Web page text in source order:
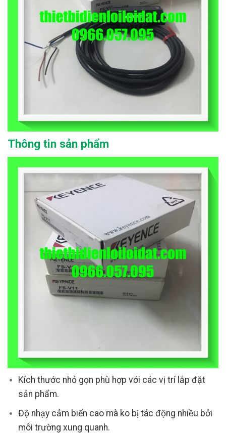
Thông tin sản phẩm
Kích thước nhỏ gọn phù hợp với các vị trí lắp đặt
sản phẩm.
Độ nhạy cảm biến cao mà ko bị tác động nhiều bởi
môi trường xung quanh.